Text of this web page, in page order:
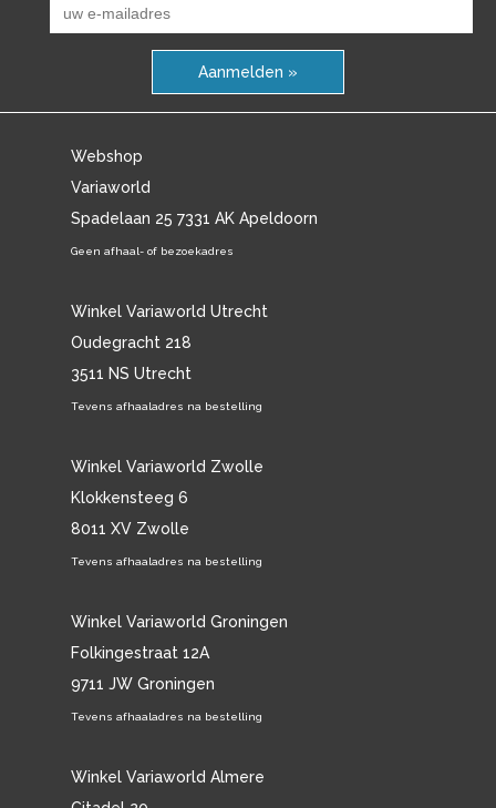
Aanmelden »
Webshop
Variaworld
Spadelaan 25 7331 AK Apeldoorn
Geen afhaal- of bezoekadres
Winkel Variaworld Utrecht
Oudegracht 218
3511 NS Utrecht
Tevens afhaaladres na bestelling
Winkel Variaworld Zwolle
Klokkensteeg 6
8011 XV Zwolle
Tevens afhaaladres na bestelling
Winkel Variaworld Groningen
Folkingestraat 12A
9711 JW Groningen
Tevens afhaaladres na bestelling
Winkel Variaworld Almere